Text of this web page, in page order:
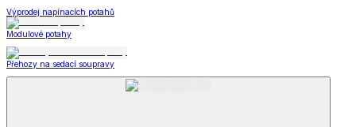
Výprodej napínacích potahů
Modulové potahy
Přehozy na sedací soupravy